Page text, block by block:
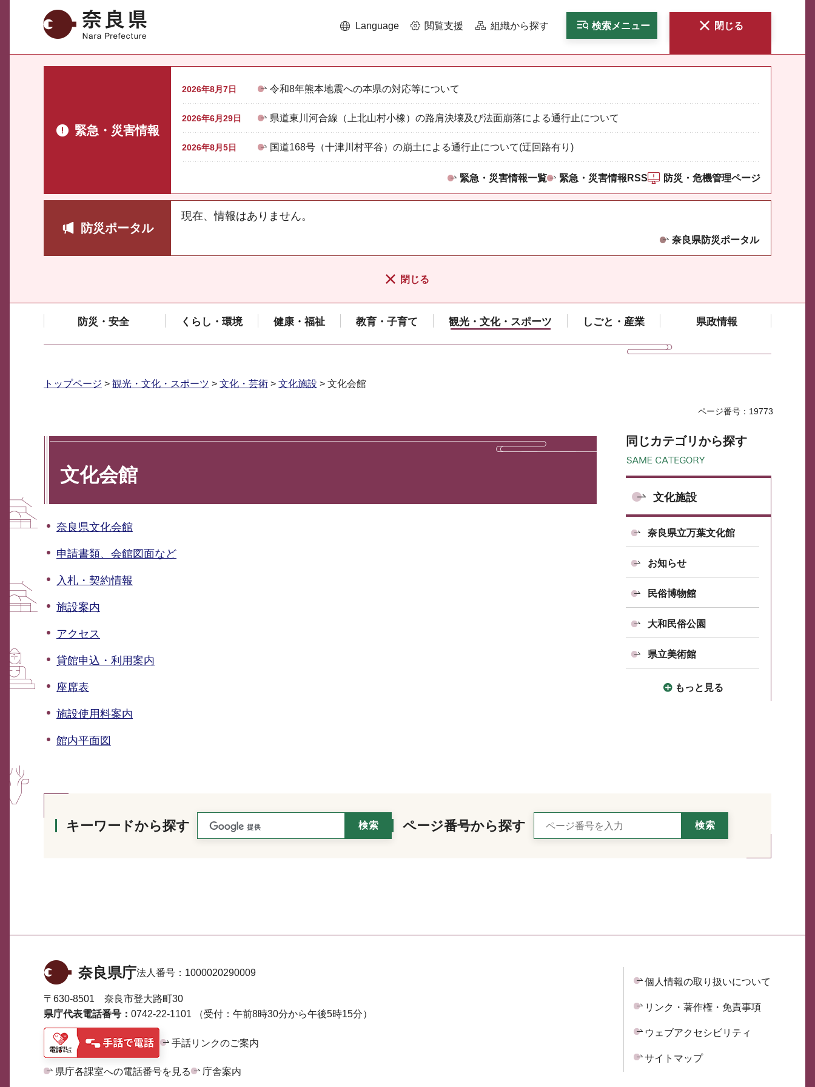
奈良県 Language 閲覧支援 組織から探す 検索メニュー 閉じる
緊急・災害情報
2026年8月7日 令和8年熊本地震への本県の対応等について
2026年6月29日 県道東川河合線（上北山村小橡）の路肩決壊及び法面崩落による通行止について
2026年8月5日 国道168号（十津川村平谷）の崩土による通行止について(迂回路有り)
緊急・災害情報一覧 緊急・災害情報RSS 防災・危機管理ページ
防災ポータル
現在、情報はありません。
奈良県防災ポータル
閉じる
防災・安全 くらし・環境 健康・福祉 教育・子育て 観光・文化・スポーツ しごと・産業 県政情報
トップページ > 観光・文化・スポーツ > 文化・芸術 > 文化施設 > 文化会館
ページ番号：19773
文化会館
奈良県文化会館
申請書類、会館図面など
入札・契約情報
施設案内
アクセス
貸館申込・利用案内
座席表
施設使用料案内
館内平面図
同じカテゴリから探す
文化施設
奈良県立万葉文化館
お知らせ
民俗博物館
大和民俗公園
県立美術館
もっと見る
キーワードから探す ページ番号から探す
奈良県庁法人番号： 1000020290009
〒630-8501 奈良市登大路町30
県庁代表電話番号： 0742-22-1101 （受付：午前8時30分から午後5時15分）
手話リンクのご案内
県庁各課室への電話番号を見る 庁舎案内
個人情報の取り扱いについて
リンク・著作権・免責事項
ウェブアクセシビリティ
サイトマップ